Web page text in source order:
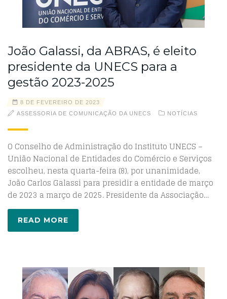
João Galassi, da ABRAS, é eleito
presidente da UNECS para a
gestão 2023-2025
8 DE FEVEREIRO DE 2023
ASSESSORIA DE COMUNICAÇÃO DA UNECS
NOTÍCIAS
O Conselho de Administração do Instituto UNECS –
União Nacional de Entidades do Comércio e Serviços
escolheu, nesta quarta-feira (8), por unanimidade,
João Carlos Galassi para presidir a entidade de março
de 2023 a março de 2025. Presidente da Associação…
READ MORE